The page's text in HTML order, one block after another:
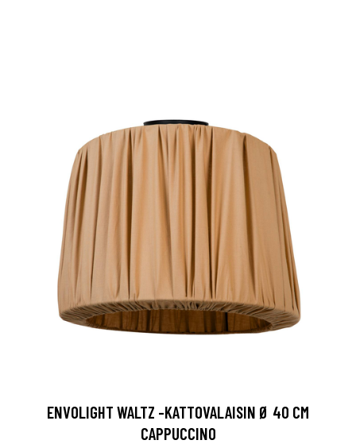
ENVOLIGHT WALTZ -KATTOVALAISIN Ø 40 CM
CAPPUCCINO